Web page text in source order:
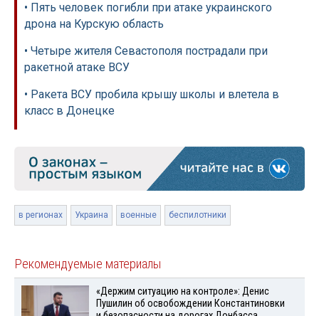
• Пять человек погибли при атаке украинского
дрона на Курскую область
• Четыре жителя Севастополя пострадали при
ракетной атаке ВСУ
• Ракета ВСУ пробила крышу школы и влетела в
класс в Донецке
в регионах Украина военные беспилотники
Рекомендуемые материалы
«Держим ситуацию на контроле»: Денис
Пушилин об освобождении Константиновки